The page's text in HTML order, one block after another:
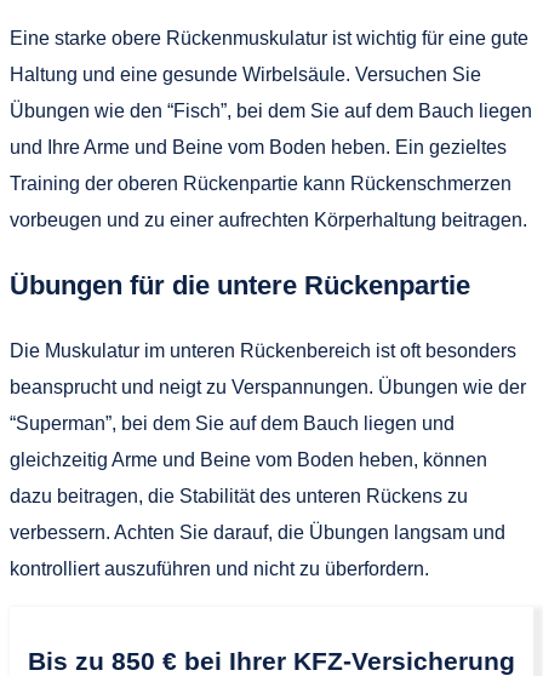
Eine starke obere Rückenmuskulatur ist wichtig für eine gute
Haltung und eine gesunde Wirbelsäule. Versuchen Sie
Übungen wie den “Fisch”, bei dem Sie auf dem Bauch liegen
und Ihre Arme und Beine vom Boden heben. Ein gezieltes
Training der oberen Rückenpartie kann Rückenschmerzen
vorbeugen und zu einer aufrechten Körperhaltung beitragen.
Übungen für die untere Rückenpartie
Die Muskulatur im unteren Rückenbereich ist oft besonders
beansprucht und neigt zu Verspannungen. Übungen wie der
“Superman”, bei dem Sie auf dem Bauch liegen und
gleichzeitig Arme und Beine vom Boden heben, können
dazu beitragen, die Stabilität des unteren Rückens zu
verbessern. Achten Sie darauf, die Übungen langsam und
kontrolliert auszuführen und nicht zu überfordern.
Bis zu 850 € bei Ihrer KFZ-Versicherung